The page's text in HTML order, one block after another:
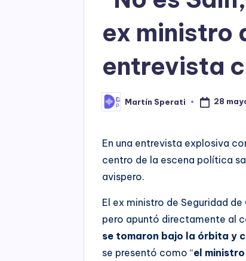
ex ministro
entrevista
Posted
by
Martín Sperati 28
En una entrevista explosiva
centro de la escena política
avispero.
El ex ministro de Seguridad
pero apuntó directamente al
se tomaron bajo la órbita y
se presentó como “el